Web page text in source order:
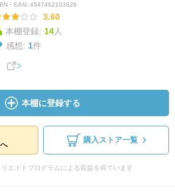
・EAN: 4547462103628
3.60
本棚登録: 14人
感想: 1件
本棚に登録する
購入ストア一覧
エイトプログラムによる収益を得ています